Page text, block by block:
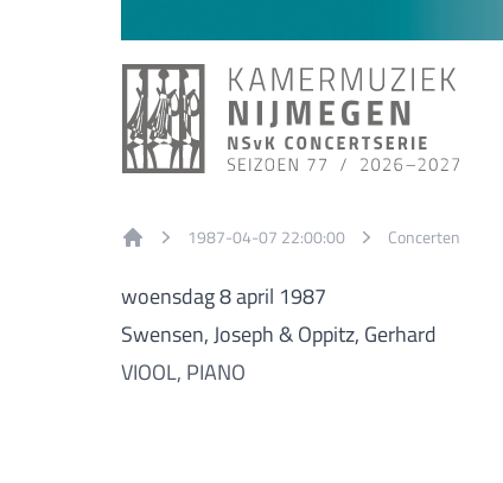
1987-04-07 22:00:00 Concerten
woensdag 8 april 1987
Swensen, Joseph & Oppitz, Gerhard
VIOOL, PIANO